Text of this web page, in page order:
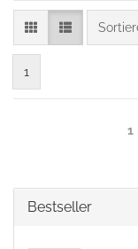
1
1
Bestseller